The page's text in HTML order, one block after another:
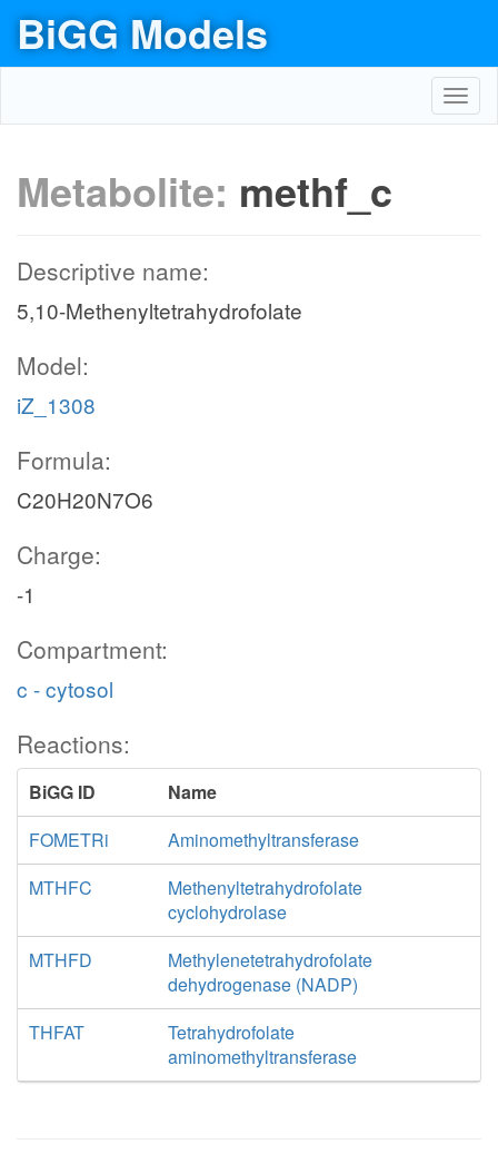
BiGG Models
Metabolite: methf_c
Descriptive name:
5,10-Methenyltetrahydrofolate
Model:
iZ_1308
Formula:
C20H20N7O6
Charge:
-1
Compartment:
c - cytosol
Reactions:
BiGG ID
Name
FOMETRi
Aminomethyltransferase
MTHFC
Methenyltetrahydrofolate
cyclohydrolase
MTHFD
Methylenetetrahydrofolate
dehydrogenase (NADP)
THFAT
Tetrahydrofolate
aminomethyltransferase